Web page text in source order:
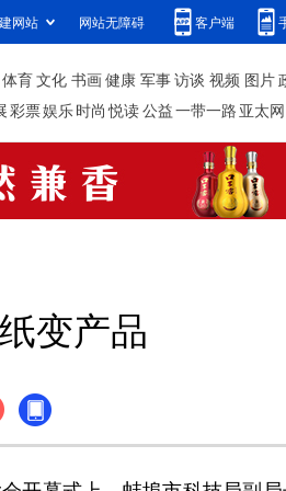
网站 网站无障碍 客户端
体育文化 书画健康 军事访谈 视频 图片
彩票娱乐时尚 悦读公益一带一路 亚太网
变产品